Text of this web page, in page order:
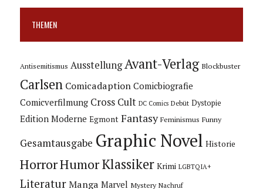
THEMEN
Antisemitismus Ausstellung Avant-Verlag Blockbuster
Carlsen Comicadaption Comicbiografie
Comicverfilmung Cross Cult DC Comics Debüt Dystopie
Edition Moderne Egmont Fantasy Feminismus Funny
Gesamtausgabe Graphic Novel Historie
HorrorHumorKlassiker Krimi LGBTQIA+
Literatur Manga Marvel Mystery Nachruf